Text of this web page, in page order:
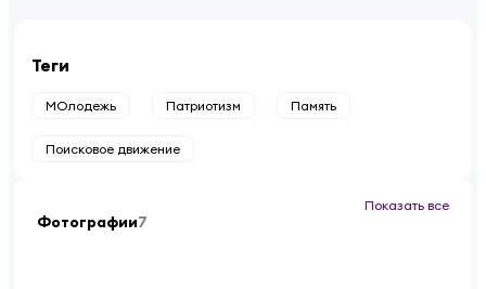
Теги
МОлодежь Патриотизм Память
Поисковое движение
Фотографии7
Показать все